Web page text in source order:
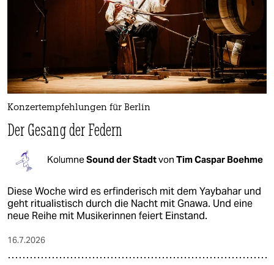
Konzertempfehlungen für Berlin
Der Gesang der Federn
KolumneSound der Stadtvon Tim Caspar Boehme
Diese Woche wird es erfinderisch mit dem Yaybahar und
geht ritualistisch durch die Nacht mit Gnawa. Und eine
neue Reihe mit Musikerinnen feiert Einstand.
16.7.2026